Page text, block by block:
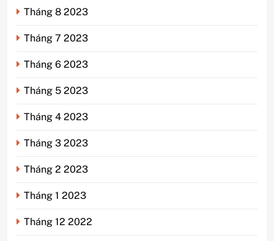
Tháng 8 2023
Tháng 7 2023
Tháng 6 2023
Tháng 5 2023
Tháng 4 2023
Tháng 3 2023
Tháng 2 2023
Tháng 1 2023
Tháng 12 2022